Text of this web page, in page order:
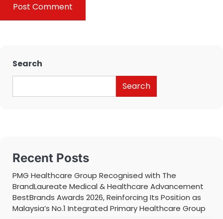
Search
Search
Recent Posts
PMG Healthcare Group Recognised with The
BrandLaureate Medical & Healthcare Advancement
BestBrands Awards 2026, Reinforcing Its Position as
Malaysia’s No.1 Integrated Primary Healthcare Group